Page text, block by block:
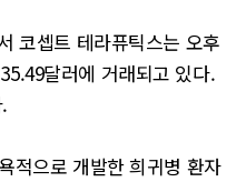
코셉트 테라퓨틱스는 오후
달러에 거래되고 있다.
적으로 개발한 희귀병 환자